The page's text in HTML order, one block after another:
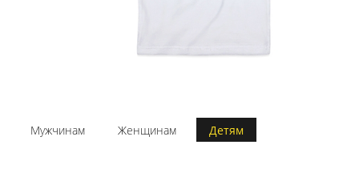
Мужчинам Женщинам Детям